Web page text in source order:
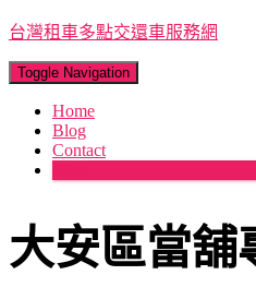
台灣租車多點交還車服務網
Toggle Navigation
Home
Blog
Contact
大安區當舖